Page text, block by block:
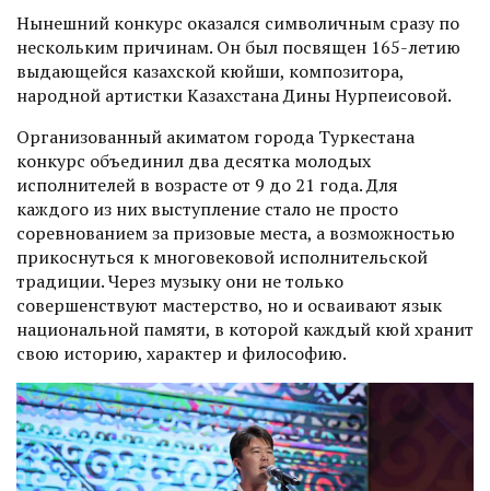
Нынешний конкурс оказался символичным сразу по
нескольким причинам. Он был посвящен 165-летию
выдающейся казахской кюйши, композитора,
народной артистки Казахстана Дины Нурпеисовой.
Организованный акиматом города Туркестана
конкурс объединил два десятка молодых
исполнителей в возрасте от 9 до 21 года. Для
каждого из них выступление стало не просто
соревнованием за призовые места, а возможностью
прикоснуться к многовековой исполнительской
традиции. Через музыку они не только
совершенствуют мастерство, но и осваивают язык
национальной памяти, в которой каждый кюй хранит
свою историю, характер и философию.